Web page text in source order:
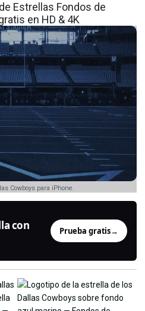
Estrellas Fondos de
en HD & 4K
Cowboys para iPhone.
con
Prueba gratis→